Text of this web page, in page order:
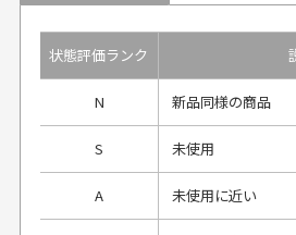
状態評価ランク
N 新品同様の商品
S 未使用
A 未使用に近い